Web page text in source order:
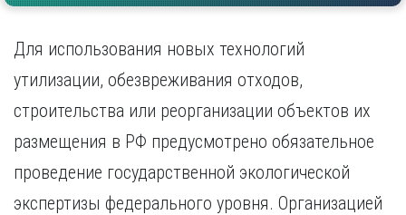
Иркутск
К
Калининград
Калуга
Кемерово
Краснодар
Красноярск
Тверь
Томск
Тула
Тюмень
У
Ульяновск
Уфа
Для использования новых технологий
утилизации, обезвреживания отходов,
строительства или реорганизации объектов их
размещения в РФ предусмотрено обязательное
проведение государственной экологической
экспертизы федерального уровня. Организацией